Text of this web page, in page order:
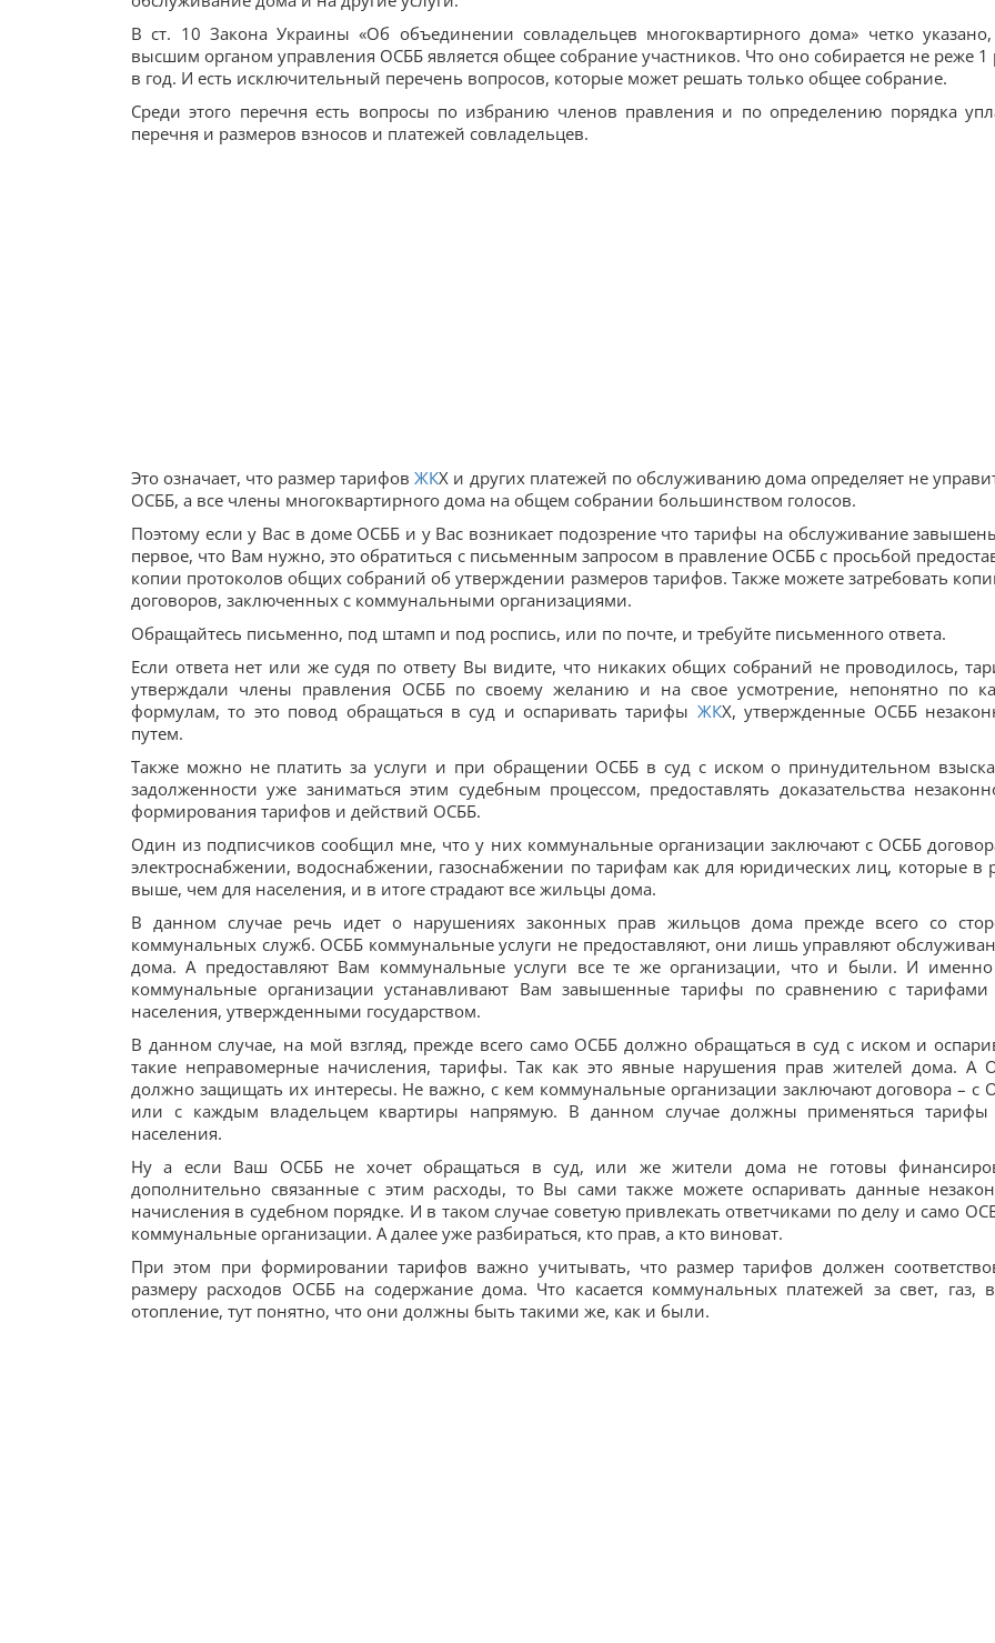
В ст. 10 Закона Украины «Об объединении совладельцев многоквартирного дома» четко
высшим органом управления ОСББ является общее собрание участников. Что оно собирается не реже 1
в год. И есть исключительный перечень вопросов, которые может решать только общее собрание.
Среди этого перечня есть вопросы по избранию членов правления и по определению порядка
перечня и размеров взносов и платежей совладельцев.
Это означает, что размер тарифовЖКХ и других платежей по обслуживанию дома определяет не
ОСББ, а все члены многоквартирного дома на общем собрании большинством голосов.
Поэтому если у Вас в доме ОСББ и у Вас возникает подозрение что тарифы на обслуживание
первое, что Вам нужно, это обратиться с письменным запросом в правление ОСББ с просьбой
копии протоколов общих собраний об утверждении размеров тарифов. Также можете затребовать
договоров, заключенных с коммунальными организациями.
Обращайтесь письменно, под штамп и под роспись, или по почте, и требуйте письменного ответа.
Если ответа нет или же судя по ответу Вы видите, что никаких общих собраний не проводилось,
утверждали члены правления ОСББ по своему желанию и на свое усмотрение, непонятно по
формулам, то это повод обращаться в суд и оспаривать тарифы ЖКХ, утвержденные ОСББ
путем.
Также можно не платить за услуги и при обращении ОСББ в суд с иском о принудительном
задолженности уже заниматься этим судебным процессом, предоставлять доказательства
формирования тарифов и действий ОСББ.
Один из подписчиков сообщил мне, что у них коммунальные организации заключают с ОСББ
электроснабжении, водоснабжении, газоснабжении по тарифам как для юридических лиц, которые в
выше, чем для населения, и в итоге страдают все жильцы дома.
В данном случае речь идет о нарушениях законных прав жильцов дома прежде всего со
коммунальных служб. ОСББ коммунальные услуги не предоставляют, они лишь управляют
дома. А предоставляют Вам коммунальные услуги все те же организации, что и были. И именно
коммунальные организации устанавливают Вам завышенные тарифы по сравнению с тарифами
населения, утвержденными государством.
В данном случае, на мой взгляд, прежде всего само ОСББ должно обращаться в суд с иском и
такие неправомерные начисления, тарифы. Так как это явные нарушения прав жителей дома. А
должно защищать их интересы. Не важно, с кем коммунальные организации заключают договора – с
или с каждым владельцем квартиры напрямую. В данном случае должны применяться тарифы
населения.
Ну а если Ваш ОСББ не хочет обращаться в суд, или же жители дома не готовы
дополнительно связанные с этим расходы, то Вы сами также можете оспаривать данные
начисления в судебном порядке. И в таком случае советую привлекать ответчиками по делу и само
коммунальные организации. А далее уже разбираться, кто прав, а кто виноват.
При этом при формировании тарифов важно учитывать, что размер тарифов должен
размеру расходов ОСББ на содержание дома. Что касается коммунальных платежей за свет, газ,
отопление, тут понятно, что они должны быть такими же, как и были.